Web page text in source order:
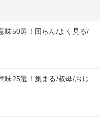
味50選！団らん/よく見る/
味25選！集まる/叔母/おじ